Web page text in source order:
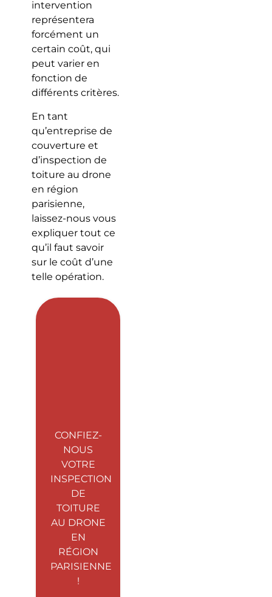
intervention
représentera
forcément un
certain coût, qui
peut varier en
fonction de
différents critères.
En tant
qu’entreprise de
couverture et
d’inspection de
toiture au drone
en région
parisienne,
laissez-nous vous
expliquer tout ce
qu’il faut savoir
sur le coût d’une
telle opération.
CONFIEZ-
NOUS
VOTRE
INSPECTION
DE
TOITURE
AU DRONE
EN
RÉGION
PARISIENNE
!